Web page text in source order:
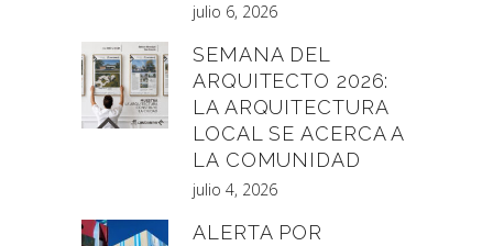
julio 6, 2026
SEMANA DEL
ARQUITECTO 2026:
LA ARQUITECTURA
LOCAL SE ACERCA A
LA COMUNIDAD
julio 4, 2026
ALERTA POR